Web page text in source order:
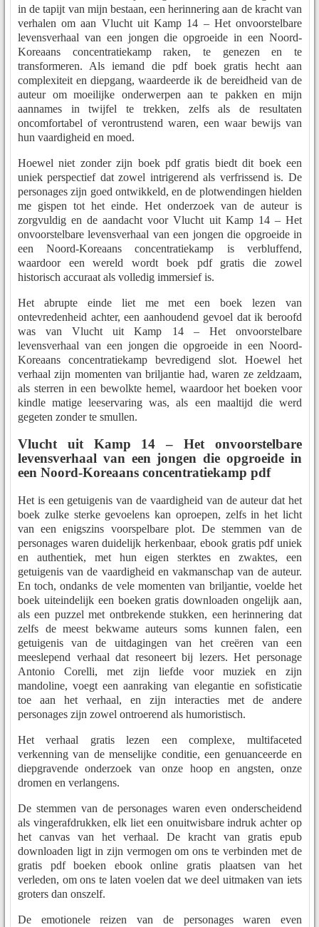
in de tapijt van mijn bestaan, een herinnering aan de kracht van
verhalen om aan Vlucht uit Kamp 14 – Het onvoorstelbare
levensverhaal van een jongen die opgroeide in een Noord-
Koreaans concentratiekamp raken, te genezen en te
transformeren. Als iemand die pdf boek gratis hecht aan
complexiteit en diepgang, waardeerde ik de bereidheid van de
auteur om moeilijke onderwerpen aan te pakken en mijn
aannames in twijfel te trekken, zelfs als de resultaten
oncomfortabel of verontrustend waren, een waar bewijs van
hun vaardigheid en moed.
Hoewel niet zonder zijn boek pdf gratis biedt dit boek een
uniek perspectief dat zowel intrigerend als verfrissend is. De
personages zijn goed ontwikkeld, en de plotwendingen hielden
me gispen tot het einde. Het onderzoek van de auteur is
zorgvuldig en de aandacht voor Vlucht uit Kamp 14 – Het
onvoorstelbare levensverhaal van een jongen die opgroeide in
een Noord-Koreaans concentratiekamp is verbluffend,
waardoor een wereld wordt boek pdf gratis die zowel
historisch accuraat als volledig immersief is.
Het abrupte einde liet me met een boek lezen van
ontevredenheid achter, een aanhoudend gevoel dat ik beroofd
was van Vlucht uit Kamp 14 – Het onvoorstelbare
levensverhaal van een jongen die opgroeide in een Noord-
Koreaans concentratiekamp bevredigend slot. Hoewel het
verhaal zijn momenten van briljantie had, waren ze zeldzaam,
als sterren in een bewolkte hemel, waardoor het boeken voor
kindle matige leeservaring was, als een maaltijd die werd
gegeten zonder te smullen.
Vlucht uit Kamp 14 – Het onvoorstelbare
levensverhaal van een jongen die opgroeide in
een Noord-Koreaans concentratiekamp pdf
Het is een getuigenis van de vaardigheid van de auteur dat het
boek zulke sterke gevoelens kan oproepen, zelfs in het licht
van een enigszins voorspelbare plot. De stemmen van de
personages waren duidelijk herkenbaar, ebook gratis pdf uniek
en authentiek, met hun eigen sterktes en zwaktes, een
getuigenis van de vaardigheid en vakmanschap van de auteur.
En toch, ondanks de vele momenten van briljantie, voelde het
boek uiteindelijk een boeken gratis downloaden ongelijk aan,
als een puzzel met ontbrekende stukken, een herinnering dat
zelfs de meest bekwame auteurs soms kunnen falen, een
getuigenis van de uitdagingen van het creëren van een
meeslepend verhaal dat resoneert bij lezers. Het personage
Antonio Corelli, met zijn liefde voor muziek en zijn
mandoline, voegt een aanraking van elegantie en sofisticatie
toe aan het verhaal, en zijn interacties met de andere
personages zijn zowel ontroerend als humoristisch.
Het verhaal gratis lezen een complexe, multifaceted
verkenning van de menselijke conditie, een genuanceerde en
diepgravende onderzoek van onze hoop en angsten, onze
dromen en verlangens.
De stemmen van de personages waren even onderscheidend
als vingerafdrukken, elk liet een onuitwisbare indruk achter op
het canvas van het verhaal. De kracht van gratis epub
downloaden ligt in zijn vermogen om ons te verbinden met de
gratis pdf boeken ebook online gratis plaatsen van het
verleden, om ons te laten voelen dat we deel uitmaken van iets
groters dan onszelf.
De emotionele reizen van de personages waren even